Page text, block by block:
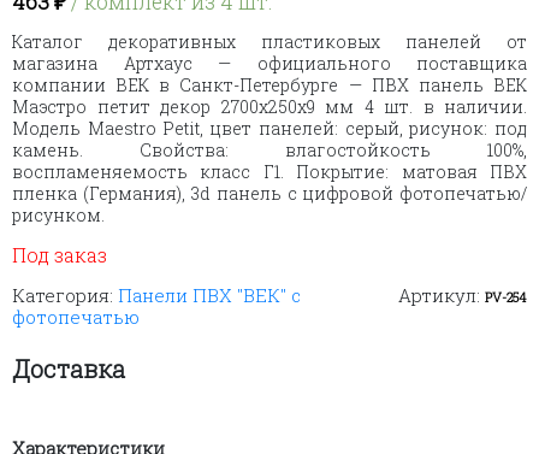
Каталог декоративных пластиковых панелей от
магазина Артхаус — официального поставщика
компании ВЕК в Санкт-Петербурге — ПВХ панель ВЕК
Маэстро петит декор 2700х250х9 мм 4 шт. в наличии.
Модель Maestro Petit, цвет панелей: серый, рисунок: под
камень. Свойства: влагостойкость 100%,
воспламеняемость класс Г1. Покрытие: матовая ПВХ
пленка (Германия), 3d панель с цифровой фотопечатью/
рисунком.
Под заказ
Артикул: PV-254
Категория: Панели ПВХ "ВЕК" с
фотопечатью
Доставка
Характеристики